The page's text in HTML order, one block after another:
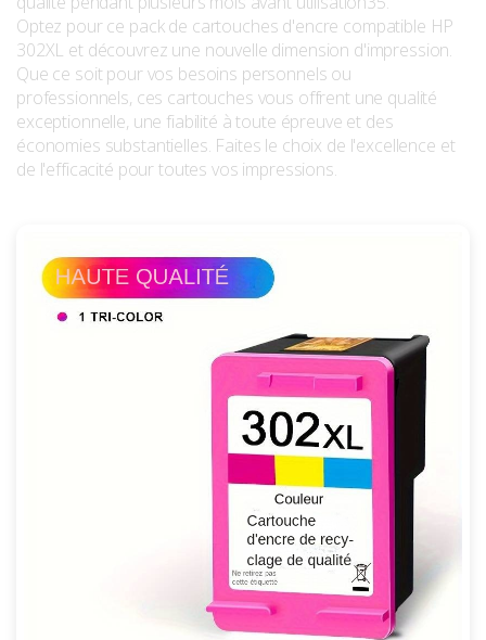
Optez pour ce pack de cartouches d'encre compatible HP
302XL et découvrez une nouvelle dimension d'impression.
Que ce soit pour vos besoins personnels ou
professionnels, ces cartouches vous offrent une qualité
exceptionnelle, une fiabilité à toute épreuve et des
économies substantielles. Faites le choix de l'excellence et
de l'efficacité pour toutes vos impressions.